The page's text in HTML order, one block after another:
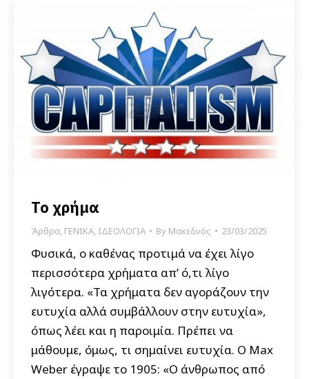
Το χρήμα
Άρθρα, ΓΕΝΙΚΑ, ΙΔΕΟΛΟΓΙΑ By Μακεδνός 23/03/2025
Φυσικά, ο καθένας προτιμά να έχει λίγο
περισσότερα χρήματα απ’ ό,τι λίγο
λιγότερα. «Τα χρήματα δεν αγοράζουν την
ευτυχία αλλά συμβάλλουν στην ευτυχία»,
όπως λέει και η παροιμία. Πρέπει να
μάθουμε, όμως, τι σημαίνει ευτυχία. Ο Max
Weber έγραψε το 1905: «Ο άνθρωπος από